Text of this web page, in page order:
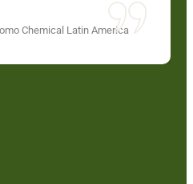
Chemical Latin America